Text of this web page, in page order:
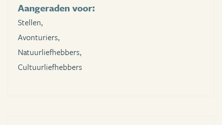
Aangeraden voor:
Stellen,
Avonturiers,
Natuurliefhebbers,
Cultuurliefhebbers